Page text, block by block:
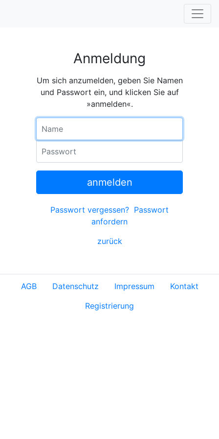
Anmeldung
Um sich anzumelden, geben Sie Namen
und Passwort ein, und klicken Sie auf
»anmelden«.
anmelden
Passwort vergessen? Passwort
anfordern
zurück
AGB Datenschutz Impressum
Kontakt
Registrierung